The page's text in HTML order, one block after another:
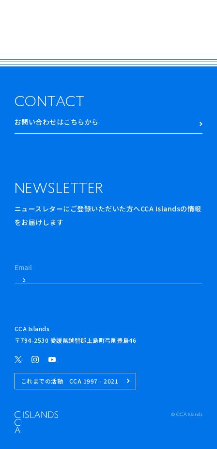
CONTACT
お問い合わせはこちらから
NEWSLETTER
ニュースレターにご登録いただいた方へCCA Islandsの情報
をお届けします
CCA Islands
〒794-2530 愛媛県越智郡上島町弓削豊島46
これまでの活動 CCA 1997 - 2021
© CCA Islands